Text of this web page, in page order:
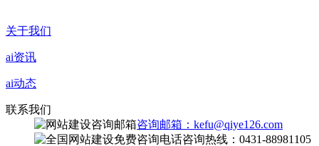
关于我们
ai资讯
ai动态
联系我们
咨询邮箱：kefu@qiye126.com
咨询热线：0431-88981105